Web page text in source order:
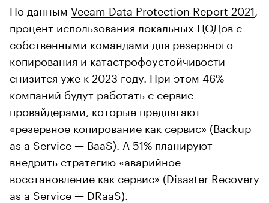
По данным Veeam Data Protection Report 2021
процент использования локальных ЦОДов с
собственными командами для резервного
копирования и катастрофоустойчивости
снизится уже к 2023 году. При этом 46%
компаний будут работать с сервис-
провайдерами, которые предлагают
«резервное копирование как сервис» (Backup
as a Service — BaaS). А 51% планируют
внедрить стратегию «аварийное
восстановление как сервис» (Disaster Recovery
as a Service — DRaaS).